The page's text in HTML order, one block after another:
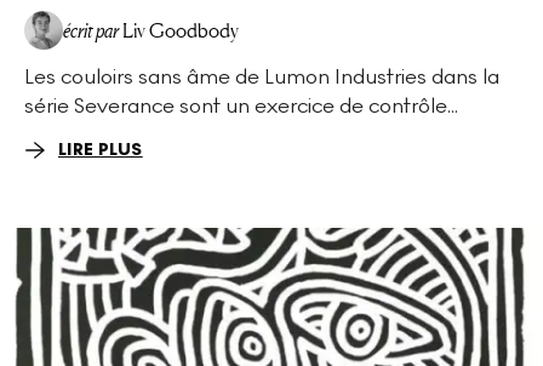
écrit par Liv Goodbody
Les couloirs sans âme de Lumon Industries dans la
série Severance sont un exercice de contrôle...
LIRE PLUS